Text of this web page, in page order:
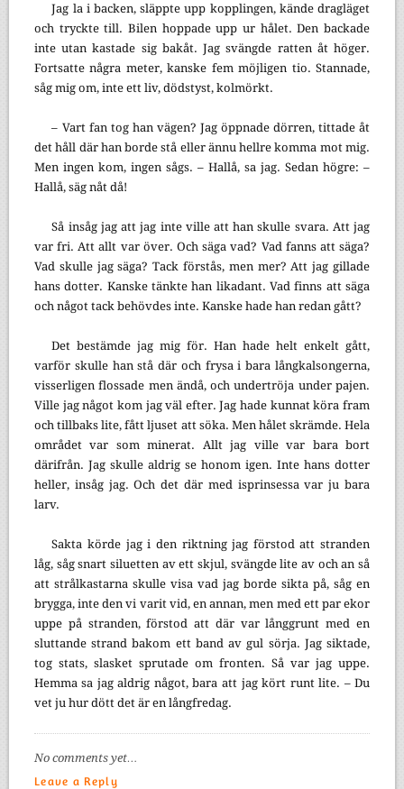
Jag la i backen, släppte upp kopplingen, kände dragläget
och tryckte till. Bilen hoppade upp ur hålet. Den backade
inte utan kastade sig bakåt. Jag svängde ratten åt höger.
Fortsatte några meter, kanske fem möjligen tio. Stannade,
såg mig om, inte ett liv, dödstyst, kolmörkt.
– Vart fan tog han vägen? Jag öppnade dörren, tittade åt
det håll där han borde stå eller ännu hellre komma mot mig.
Men ingen kom, ingen sågs. – Hallå, sa jag. Sedan högre: –
Hallå, säg nåt då!
Så insåg jag att jag inte ville att han skulle svara. Att jag
var fri. Att allt var över. Och säga vad? Vad fanns att säga?
Vad skulle jag säga? Tack förstås, men mer? Att jag gillade
hans dotter. Kanske tänkte han likadant. Vad finns att säga
och något tack behövdes inte. Kanske hade han redan gått?
Det bestämde jag mig för. Han hade helt enkelt gått,
varför skulle han stå där och frysa i bara långkalsongerna,
visserligen flossade men ändå, och undertröja under pajen.
Ville jag något kom jag väl efter. Jag hade kunnat köra fram
och tillbaks lite, fått ljuset att söka. Men hålet skrämde. Hela
området var som minerat. Allt jag ville var bara bort
därifrån. Jag skulle aldrig se honom igen. Inte hans dotter
heller, insåg jag. Och det där med isprinsessa var ju bara
larv.
Sakta körde jag i den riktning jag förstod att stranden
låg, såg snart siluetten av ett skjul, svängde lite av och an så
att strålkastarna skulle visa vad jag borde sikta på, såg en
brygga, inte den vi varit vid, en annan, men med ett par ekor
uppe på stranden, förstod att där var långgrunt med en
sluttande strand bakom ett band av gul sörja. Jag siktade,
tog stats, slasket sprutade om fronten. Så var jag uppe.
Hemma sa jag aldrig något, bara att jag kört runt lite. – Du
vet ju hur dött det är en långfredag.
No comments yet…
Leave a Reply